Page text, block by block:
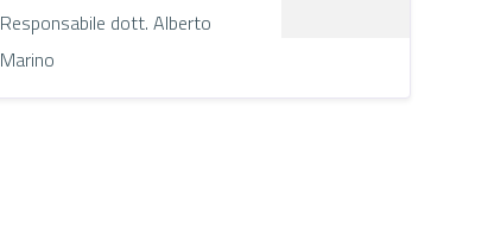
Responsabile dott. Alberto
Marino